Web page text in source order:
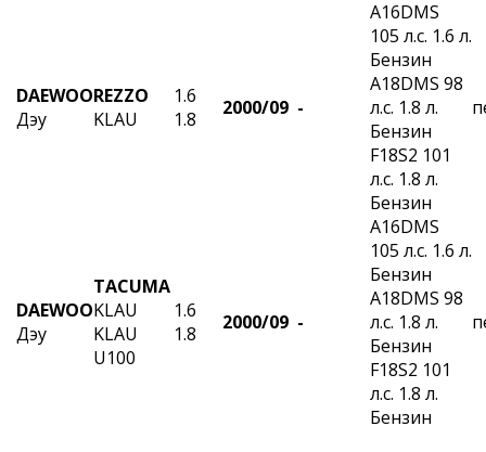
DAEWOO
Дэу
REZZO
KLAU
1.6
1.8
2000/09 -
A16DMS
105 л.с. 1.6 л.
Бензин
A18DMS 98
л.с. 1.8 л.
Бензин
F18S2 101
л.с. 1.8 л.
Бензин
DAEWOO
Дэу
TACUMA
KLAU
KLAU
U100
1.6
1.8
2000/09 -
A16DMS
105 л.с. 1.6 л.
Бензин
A18DMS 98
л.с. 1.8 л.
Бензин
F18S2 101
л.с. 1.8 л.
Бензин